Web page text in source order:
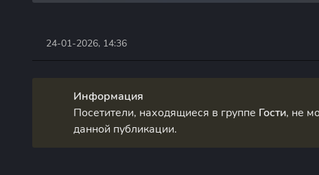
24-01-2026, 14:36
Информация
Посетители, находящиеся в группе Гости, не
данной публикации.